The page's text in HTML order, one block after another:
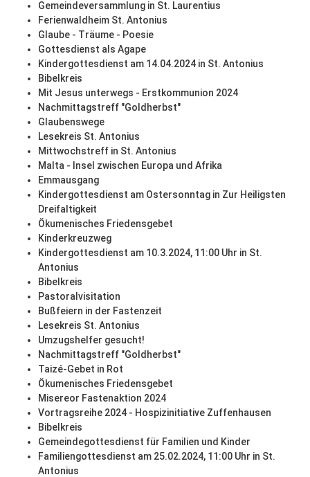
Gemeindeversammlung in St. Laurentius
Ferienwaldheim St. Antonius
Glaube - Träume - Poesie
Gottesdienst als Agape
Kindergottesdienst am 14.04.2024 in St. Antonius
Bibelkreis
Mit Jesus unterwegs - Erstkommunion 2024
Nachmittagstreff "Goldherbst"
Glaubenswege
Lesekreis St. Antonius
Mittwochstreff in St. Antonius
Malta - Insel zwischen Europa und Afrika
Emmausgang
Kindergottesdienst am Ostersonntag in Zur Heiligsten
Dreifaltigkeit
Ökumenisches Friedensgebet
Kinderkreuzweg
Kindergottesdienst am 10.3.2024, 11:00 Uhr in St.
Antonius
Bibelkreis
Pastoralvisitation
Bußfeiern in der Fastenzeit
Lesekreis St. Antonius
Umzugshelfer gesucht!
Nachmittagstreff "Goldherbst"
Taizé-Gebet in Rot
Ökumenisches Friedensgebet
Misereor Fastenaktion 2024
Vortragsreihe 2024 - Hospizinitiative Zuffenhausen
Bibelkreis
Gemeindegottesdienst für Familien und Kinder
Familiengottesdienst am 25.02.2024, 11:00 Uhr in St.
Antonius